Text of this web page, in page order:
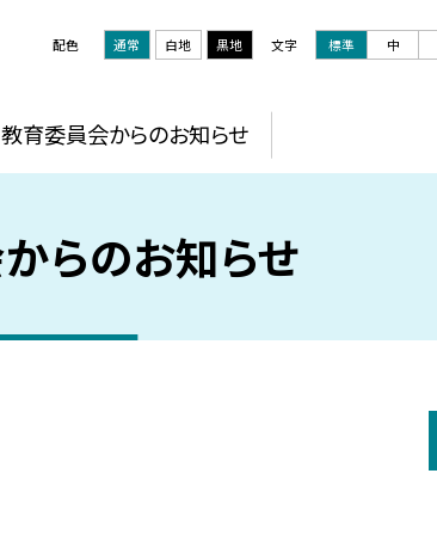
配色 通常 白地 黒地 文字 標準 中
教育委員会からのお知らせ
らのお知らせ